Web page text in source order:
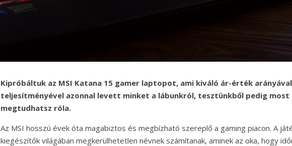
Kipróbáltuk az MSI Katana 15 gamer laptopot, ami kiváló ár-érték
teljesítményével azonnal levett minket a lábunkról, tesztünkből pedig most
megtudhatsz róla.
Az MSI hosszú évek óta magabiztos és megbízható szereplő a gaming piacon. A
kiegészítők világában megkerülhetetlen névnek számítanak, aminek az oka, hogy